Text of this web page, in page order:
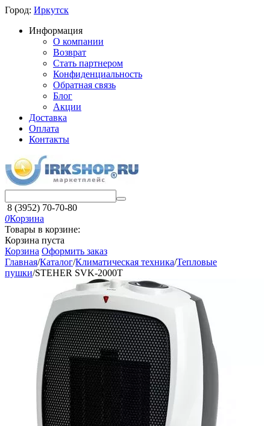
Город: Иркутск
Информация
О компании
Возврат
Стать партнером
Конфиденциальность
Обратная связь
Блог
Акции
Доставка
Оплата
Контакты
8 (3952) 70-70-80
0Корзина
Товары в корзине:
Корзина пуста
Корзина Оформить заказ
Главная/Каталог/Климатическая техника/Тепловые
пушки/STEHER SVK-2000T